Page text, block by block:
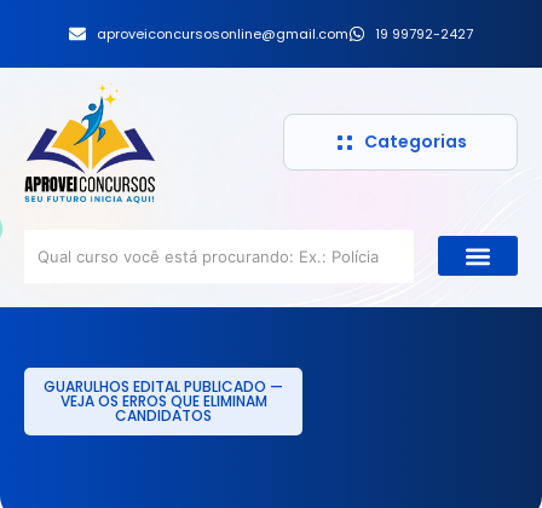
aproveiconcursosonline@gmail.com 19 99792-2427
Categorias
GUARULHOS EDITAL PUBLICADO —
VEJA OS ERROS QUE ELIMINAM
CANDIDATOS